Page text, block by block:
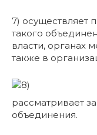
7) осуществляет
такого
власти, органах
также в
рассматривает
объединения.